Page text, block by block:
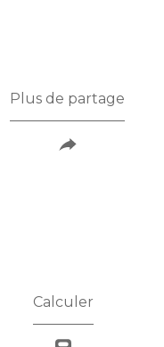
Plus de partage
Calculer